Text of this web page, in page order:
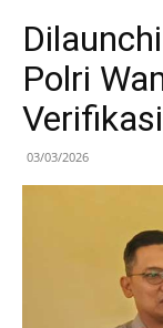
Polri
03/03/2026